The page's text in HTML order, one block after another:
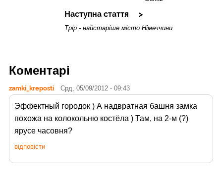
Наступна стаття
Трір - найстаріше місто Німеччини
Коментарі
zamki_kreposti Срд, 05/09/2012 - 09:43
Эффектный городок ) А надвратная башня замка
похожа на колокольню костёла ) Там, на 2-м (?)
ярусе часовня?
відповісти